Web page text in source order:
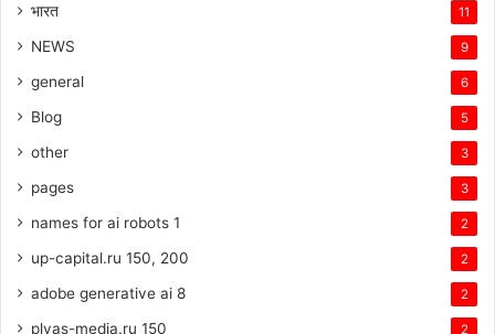
भारत 11
NEWS 9
general 6
Blog 5
other 3
pages 3
names for ai robots 1 2
up-capital.ru 150, 200 2
adobe generative ai 8 2
plyas-media.ru 150 2